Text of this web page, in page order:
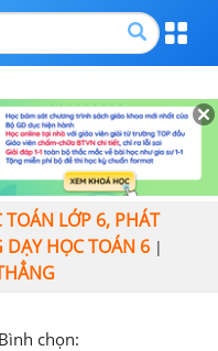
TOÁN LỚP 6, PHÁT
HỌC TOÁN 6 |
Bình chọn: